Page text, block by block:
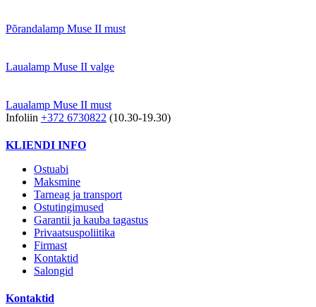
Põrandalamp Muse II must
Laualamp Muse II valge
Laualamp Muse II must
Infoliin +372 6730822 (10.30-19.30)
KLIENDI INFO
Ostuabi
Maksmine
Tarneag ja transport
Ostutingimused
Garantii ja kauba tagastus
Privaatsuspoliitika
Firmast
Kontaktid
Salongid
Kontaktid